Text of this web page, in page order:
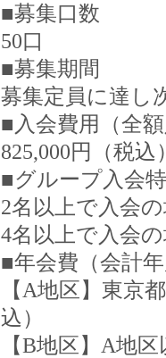
■募集口数
50口
■募集期間
募集定員に達し
■入会費用（全
825,000円（税込
■グループ入会
2名以上で入会
4名以上で入会
■年会費（会計
【A地区】東京
込）
【B地区】A地